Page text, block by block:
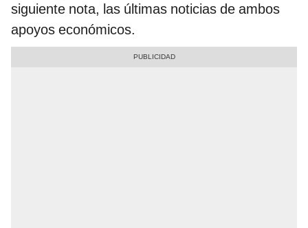
siguiente nota, las últimas noticias de ambos
apoyos económicos.